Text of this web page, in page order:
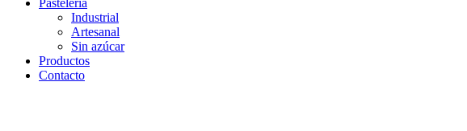
Pastelería
Industrial
Artesanal
Sin azúcar
Productos
Contacto